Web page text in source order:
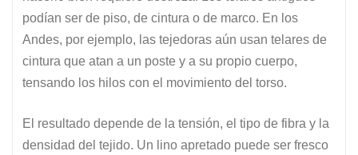
podían ser de piso, de cintura o de marco. En los
Andes, por ejemplo, las tejedoras aún usan telares de
cintura que atan a un poste y a su propio cuerpo,
tensando los hilos con el movimiento del torso.
El resultado depende de la tensión, el tipo de fibra y la
densidad del tejido. Un lino apretado puede ser fresco